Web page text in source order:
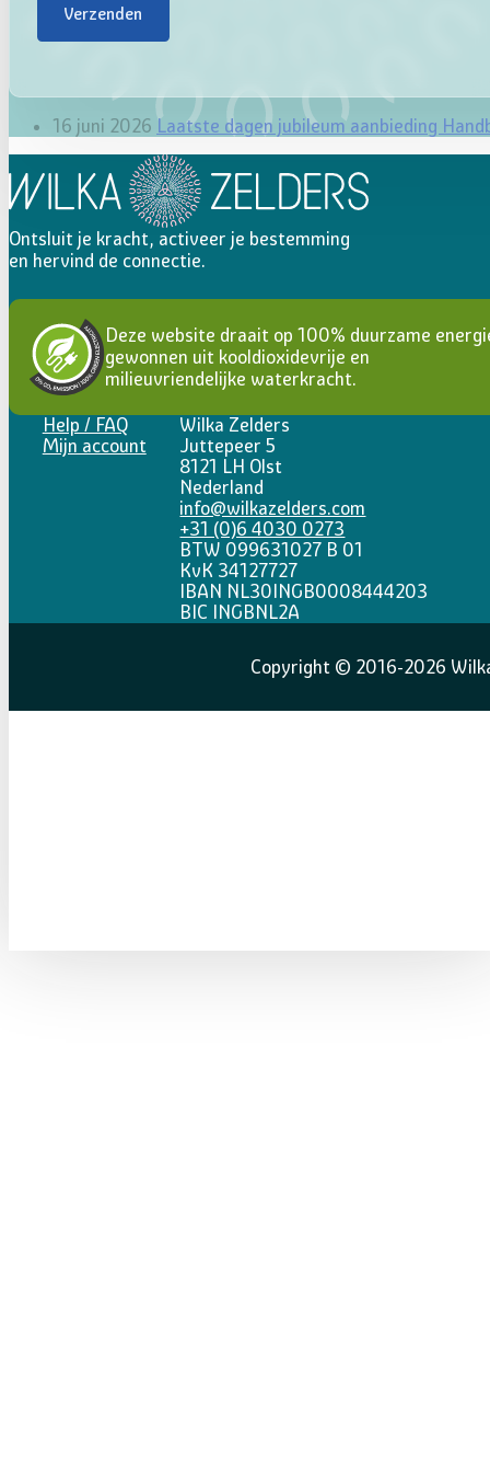
Verzenden
16 juni 2026 Laatste dagen jubileum aanbieding
Ontsluit je kracht, activeer je bestemming
en hervind de connectie.
Deze website draait op 100% duurzame
gewonnen uit kooldioxidevrije en
milieuvriendelijke waterkracht.
Help / FAQ
Mijn account
Wilka Zelders
Juttepeer 5
8121 LH Olst
Nederland
info@wilkazelders.com
+31 (0)6 4030 0273
BTW 099631027 B 01
KvK 34127727
IBAN NL30INGB0008444203
BIC INGBNL2A
Copyright © 2016-2026